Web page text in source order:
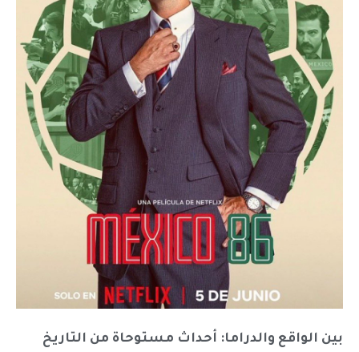
بين الواقع والدراما: أحداث مستوحاة من التاريخ